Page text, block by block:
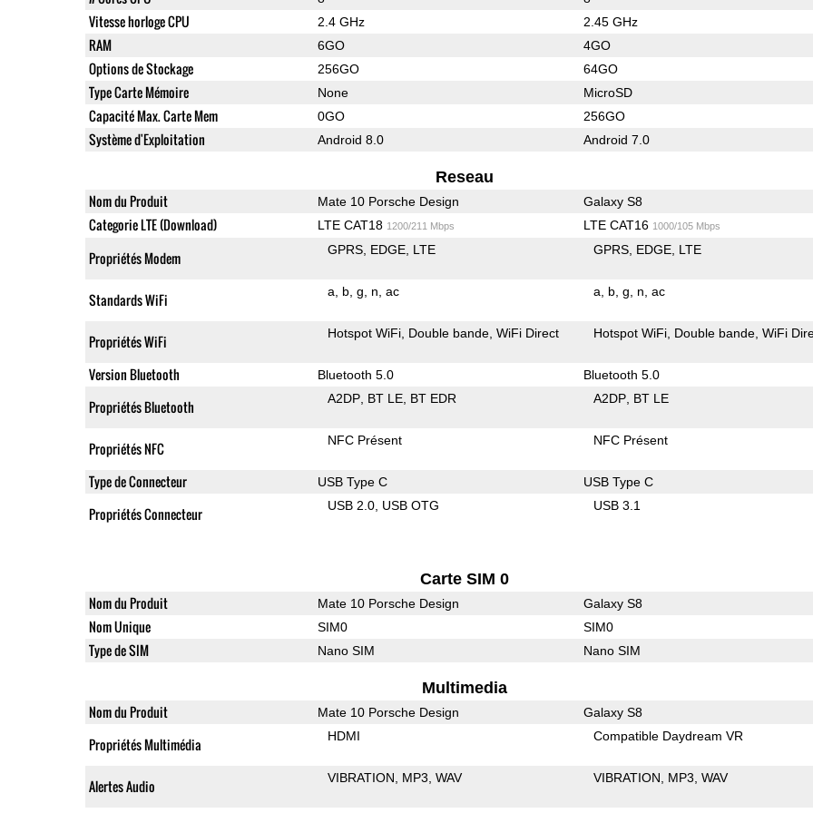
Vitesse horloge CPU 2.4 GHz 2.45 GHz
RAM 6GO 4GO
Options de Stockage 256GO 64GO
Type Carte Mémoire None MicroSD
Capacité Max. Carte Mem 0GO 256GO
Système d'Exploitation Android 8.0 Android 7.0
Reseau
Nom du Produit Mate 10 Porsche Design Galaxy S8
Categorie LTE (Download) LTE CAT18 1200/211 Mbps LTE CAT16 1000/105 Mbps
Propriétés Modem GPRS EDGE LTE GPRS EDGE LTE
Standards WiFi a b g n ac a b g n ac
Propriétés WiFi Hotspot WiFi Double bande WiFi Direct Hotspot WiFi Double bande WiFi
Version Bluetooth Bluetooth 5.0 Bluetooth 5.0
Propriétés Bluetooth A2DP BT LE BT EDR A2DP BT LE
Propriétés NFC NFC Présent NFC Présent
Type de Connecteur USB Type C USB Type C
Propriétés Connecteur USB 2.0 USB OTG USB 3.1
Carte SIM 0
Nom du Produit Mate 10 Porsche Design Galaxy S8
Nom Unique SIM0 SIM0
Type de SIM Nano SIM Nano SIM
Multimedia
Nom du Produit Mate 10 Porsche Design Galaxy S8
Propriétés Multimédia HDMI Compatible Daydream VR
Alertes Audio VIBRATION MP3 WAV VIBRATION MP3 WAV